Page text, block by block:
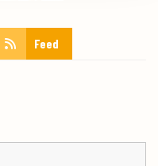
Feed